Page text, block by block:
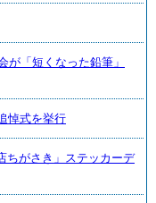
「短くなった鉛筆」
悼式を挙行
がさき」ステッカーデ